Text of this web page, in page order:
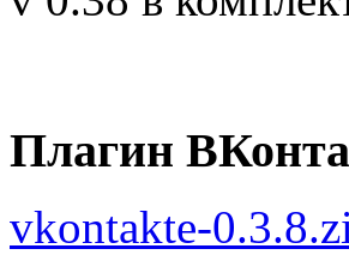
Плагин
vkontakte-